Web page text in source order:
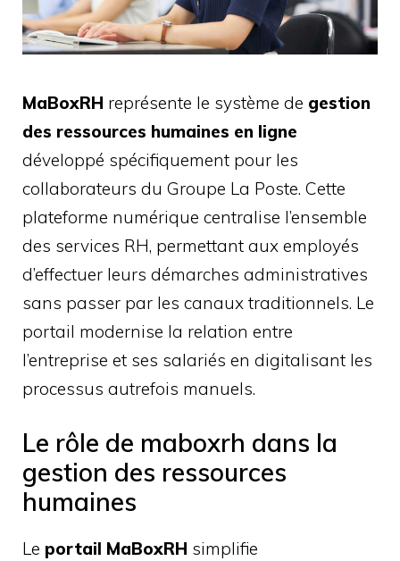
MaBoxRH représente le système de gestion
des ressources humaines en ligne
développé spécifiquement pour les
collaborateurs du Groupe La Poste. Cette
plateforme numérique centralise l’ensemble
des services RH, permettant aux employés
d’effectuer leurs démarches administratives
sans passer par les canaux traditionnels. Le
portail modernise la relation entre
l’entreprise et ses salariés en digitalisant les
processus autrefois manuels.
Le rôle de maboxrh dans la
gestion des ressources
humaines
Le portail MaBoxRH simplifie